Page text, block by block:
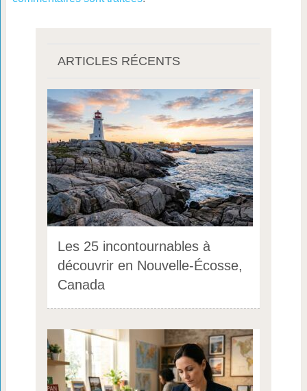
ARTICLES RÉCENTS
Les 25 incontournables à
découvrir en Nouvelle-Écosse,
Canada